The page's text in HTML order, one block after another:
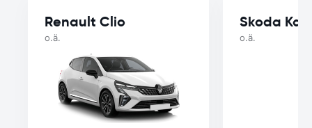
Renault Clio
o.ä.
Skoda
o.ä.